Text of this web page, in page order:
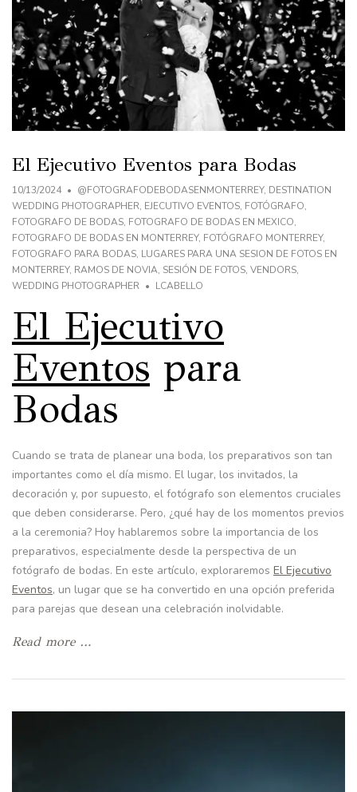
El Ejecutivo Eventos para Bodas
10/13/2024 @FOTOGRAFODEBODASENMONTERREY, DESTINATION
WEDDING PHOTOGRAPHER, EJECUTIVO EVENTOS, FOTÓGRAFO,
FOTOGRAFO DE BODAS, FOTOGRAFO DE BODAS EN MEXICO,
FOTOGRAFO DE BODAS EN MONTERREY, FOTÓGRAFO MONTERREY,
FOTOGRAFO PARA BODAS, LUGARES PARA UNA SESION DE FOTOS EN
MONTERREY, RAMOS DE NOVIA, SESIÓN DE FOTOS, VENDORS,
WEDDING PHOTOGRAPHER
LCABELLO
El Ejecutivo
Eventos para
Bodas
Cuando se trata de planear una boda, los preparativos son tan
importantes como el día mismo. El lugar, los invitados, la
decoración y, por supuesto, el fotógrafo son elementos cruciales
que deben considerarse. Pero, ¿qué hay de los momentos previos
a la ceremonia? Hoy hablaremos sobre la importancia de los
preparativos, especialmente desde la perspectiva de un
fotógrafo de bodas. En este artículo, exploraremos El Ejecutivo
Eventos, un lugar que se ha convertido en una opción preferida
para parejas que desean una celebración inolvidable.
Read more …